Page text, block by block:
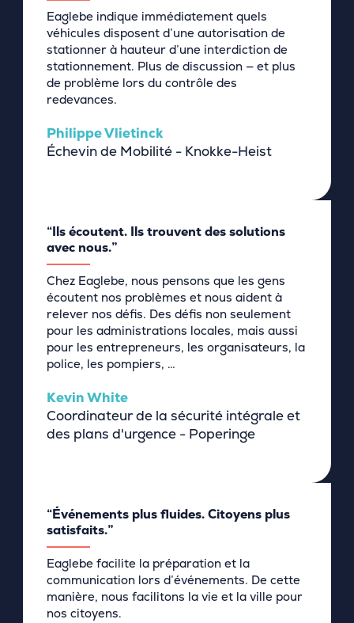
Eaglebe indique immédiatement quels
véhicules disposent d’une autorisation de
stationner à hauteur d’une interdiction de
stationnement. Plus de discussion — et plus
de problème lors du contrôle des
redevances.
Philippe Vlietinck
Échevin de Mobilité - Knokke-Heist
“Ils écoutent. Ils trouvent des solutions
avec nous.”
Chez Eaglebe, nous pensons que les gens
écoutent nos problèmes et nous aident à
relever nos défis. Des défis non seulement
pour les administrations locales, mais aussi
pour les entrepreneurs, les organisateurs, la
police, les pompiers, …
Kevin White
Coordinateur de la sécurité intégrale et
des plans d'urgence - Poperinge
“Événements plus fluides. Citoyens plus
satisfaits.”
Eaglebe facilite la préparation et la
communication lors d’événements. De cette
manière, nous facilitons la vie et la ville pour
nos citoyens.